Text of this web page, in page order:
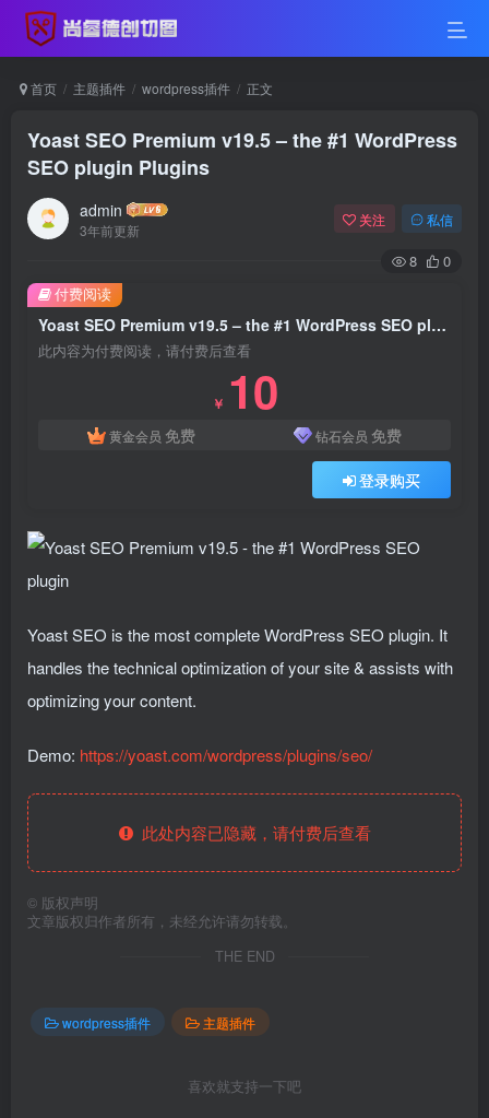
首页 主题插件 wordpress插件 正文
Yoast SEO Premium v19.5 – the #1 WordPress
SEO plugin Plugins
admin
3年前更新
关注 私信
8 0
Yoast SEO Premium v19.5 – the #1 WordPress SEO plugin Plugins
此内容为付费阅读，请付费后查看
￥ 10
黄金会员 免费 钻石会员 免费
登录购买
付费阅读
Yoast SEO is the most complete WordPress SEO plugin. It
handles the technical optimization of your site & assists with
optimizing your content.
Demo: https://yoast.com/wordpress/plugins/seo/
此处内容已隐藏，请付费后查看
© 版权声明
文章版权归作者所有，未经允许请勿转载。
THE END
wordpress插件 主题插件
喜欢就支持一下吧